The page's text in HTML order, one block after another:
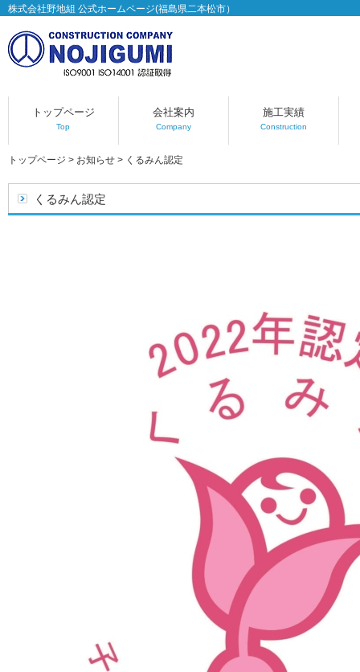
株式会社野地組 公式ホームページ(福島県二本松市）
トップページ
Top
会社案内
Company
施工実績
Construction
トップページ > お知らせ > くるみん認定
くるみん認定